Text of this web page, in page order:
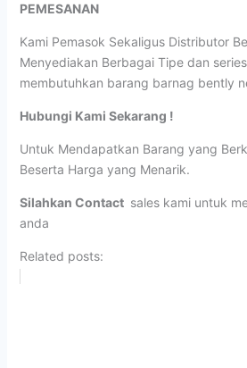
PEMESANAN
Kami Pemasok Sekaligus Distributor
Menyediakan Berbagai Tipe dan
membutuhkan barang barnag bently
Hubungi Kami Sekarang !
Untuk Mendapatkan Barang yang
Beserta Harga yang Menarik.
Silahkan Contact sales kami untuk
anda
Related posts: